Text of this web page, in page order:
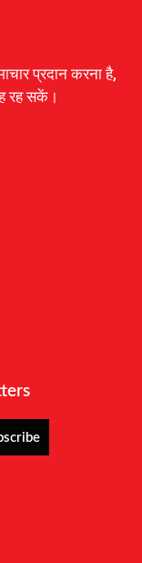
प्रदान करना है,
रह सकें।